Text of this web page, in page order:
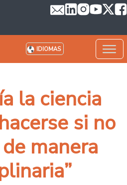
IDIOMAS
la ciencia
si no
manera